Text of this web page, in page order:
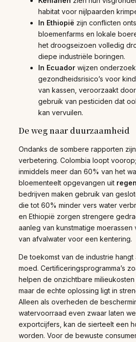
habitat voor nijlpaarden
In Ethiopië zijn conflicten
bloemenfarms en lokale
het droogseizoen volledig
diepe industriële boringen.
In Ecuador wijzen
gezondheidsrisico’s voor
van kassen, veroorzaakt
gebruik van pesticiden dat
kan vervuilen.
De weg naar duurzaamheid
Ondanks de sombere rapporten
verbetering. Colombia loopt
inmiddels meer dan 60% van het
bloementeelt opgevangen uit
bedrijven maken gebruik van
die tot 60% minder vers water
en Ethiopië zorgen strengere
aanleg van kunstmatige
van afvalwater voor een kentering.
De toekomst van de industrie
moed. Certificeringsprogramma’s
helpen de onzichtbare milieukosten
maar de echte oplossing ligt in
Alleen als overheden de
watervoorraad even zwaar laten
exportcijfers, kan de sierteelt een
worden. Voor de bewuste